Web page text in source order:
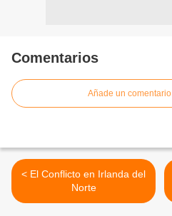
Comentarios
Añade un comentario
< El Conflicto en Irlanda del
Norte